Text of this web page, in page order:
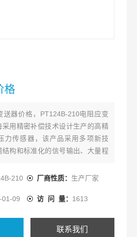
格
送器价格，PT124B-210电阻应变
用精密补偿技术设计生产的高精
力传感器，该产品采用多项新技
构和标准化的信号输出、大量程
需要对流体压力进行精密测量的场
210 厂商性质： 生产厂家
01-09 访 问 量： 1613
联系我们